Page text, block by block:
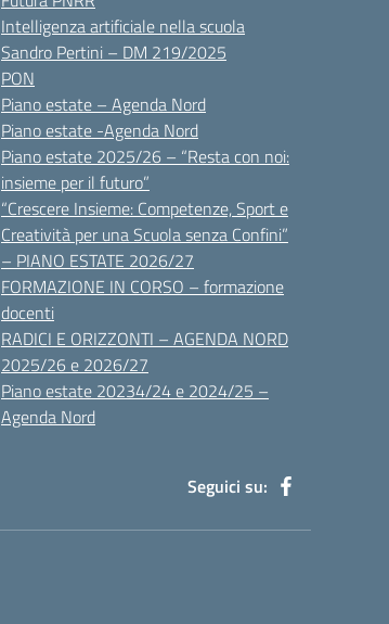
Intelligenza artificiale nella scuola
Sandro Pertini – DM 219/2025
PON
Piano estate – Agenda Nord
Piano estate -Agenda Nord
Piano estate 2025/26 – “Resta con noi:
insieme per il futuro”
“Crescere Insieme: Competenze, Sport e
Creatività per una Scuola senza Confini”
– PIANO ESTATE 2026/27
FORMAZIONE IN CORSO – formazione
docenti
RADICI E ORIZZONTI – AGENDA NORD
2025/26 e 2026/27
Piano estate 20234/24 e 2024/25 –
Agenda Nord
Seguici su: